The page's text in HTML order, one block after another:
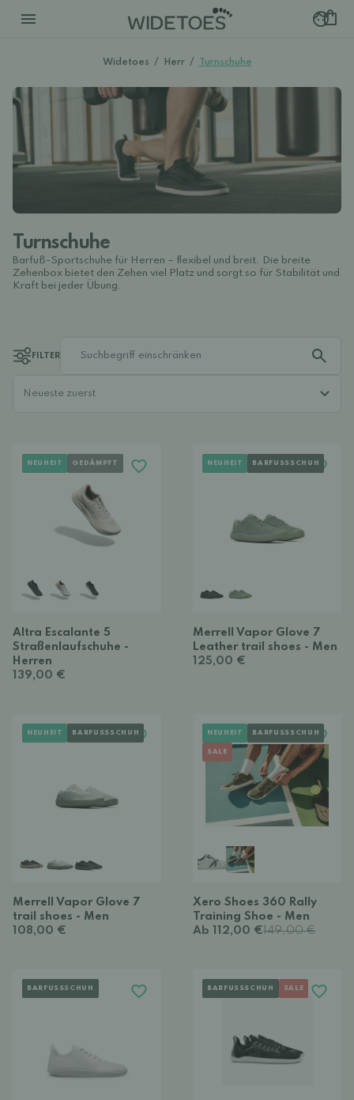
Widetoes / Herr / Turnschuhe
Turnschuhe
Barfuß-Sportschuhe für Herren – flexibel und breit. Die breite
Zehenbox bietet den Zehen viel Platz und sorgt so für Stabilität und
Kraft bei jeder Übung.
FILTER
NEUHEIT GEDÄMPFT
Altra Escalante 5
Straßenlaufschuhe -
Herren
139,00 €
NEUHEIT BARFUSSSCHUH
Merrell Vapor Glove 7
Leather trail shoes - Men
125,00 €
NEUHEIT BARFUSSSCHUH
Merrell Vapor Glove 7
trail shoes - Men
108,00 €
NEUHEIT BARFUSSSCHUH
SALE
Xero Shoes 360 Rally
Training Shoe - Men
Ab 112,00 €149,00 €
BARFUSSSCHUH BARFUSSSCHUH SALE